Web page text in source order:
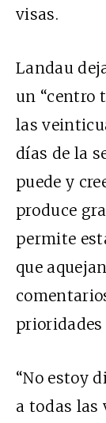
visas.
Landau
un “centro
las
días de la
puede y
produce
permite
que
prioridades
“No estoy
a todas las